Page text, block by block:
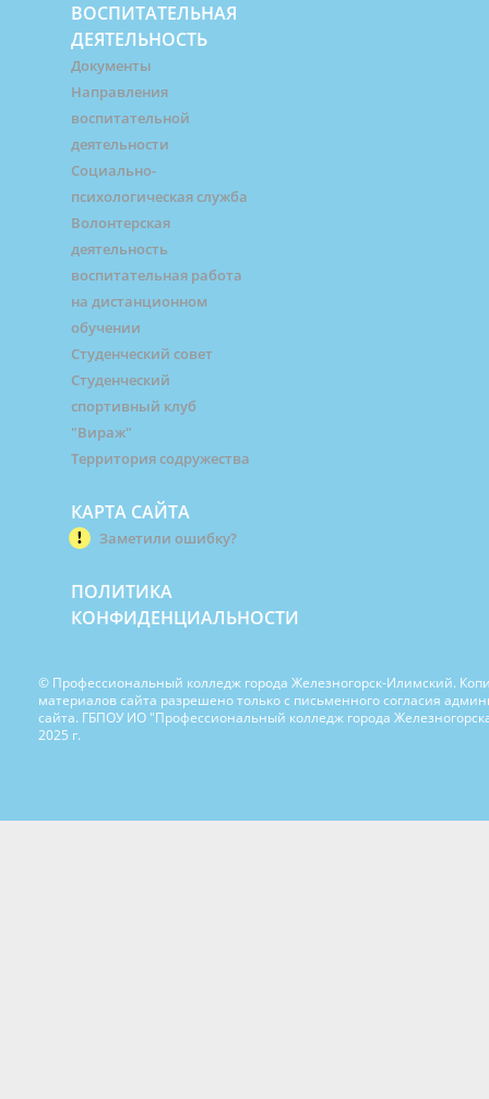
ВОСПИТАТЕЛЬНАЯ
ДЕЯТЕЛЬНОСТЬ
Документы
Направления
воспитательной
деятельности
Социально-
психологическая служба
Волонтерская
деятельность
воспитательная работа
на дистанционном
обучении
Студенческий совет
Студенческий
спортивный клуб
"Вираж"
Территория содружества
КАРТА САЙТА
Заметили ошибку?
ПОЛИТИКА
КОНФИДЕНЦИАЛЬНОСТИ
© Профессиональный колледж города Железногорск-Илимский.
материалов сайта разрешено только с письменного согласия
сайта. ГБПОУ ИО "Профессиональный колледж города
2025 г.